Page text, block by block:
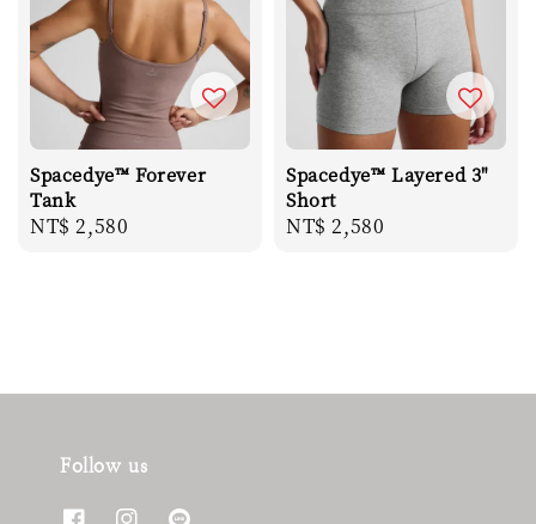
Spacedye™ Forever
Tank
Regular
NT$ 2,580
Spacedye™ Layered 3"
Short
Regular
NT$ 2,580
Follow us